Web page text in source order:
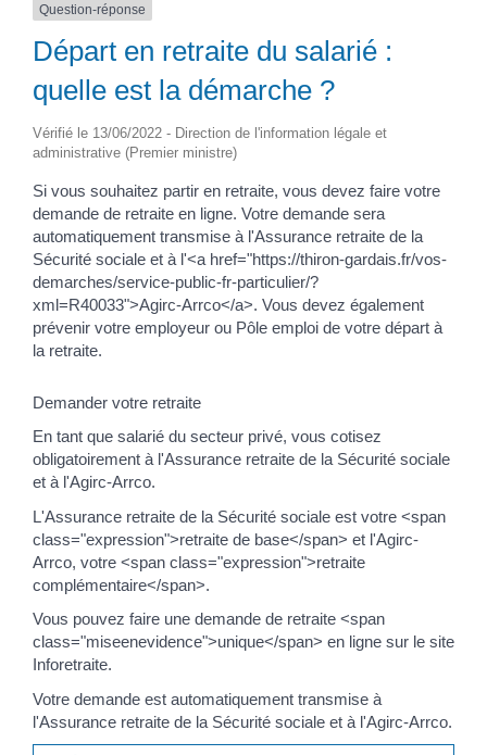
Question-réponse
Départ en retraite du salarié :
quelle est la démarche ?
Vérifié le 13/06/2022 - Direction de l'information légale et
administrative (Premier ministre)
Si vous souhaitez partir en retraite, vous devez faire votre
demande de retraite en ligne. Votre demande sera
automatiquement transmise à l'Assurance retraite de la
Sécurité sociale et à l'<a href="https://thiron-gardais.fr/vos-
demarches/service-public-fr-particulier/?
xml=R40033">Agirc-Arrco</a>. Vous devez également
prévenir votre employeur ou Pôle emploi de votre départ à
la retraite.
Demander votre retraite
En tant que salarié du secteur privé, vous cotisez
obligatoirement à l'Assurance retraite de la Sécurité sociale
et à l'Agirc-Arrco.
L'Assurance retraite de la Sécurité sociale est votre <span
class="expression">retraite de base</span> et l'Agirc-
Arrco, votre <span class="expression">retraite
complémentaire</span>.
Vous pouvez faire une demande de retraite <span
class="miseenevidence">unique</span> en ligne sur le site
Inforetraite.
Votre demande est automatiquement transmise à
l'Assurance retraite de la Sécurité sociale et à l'Agirc-Arrco.